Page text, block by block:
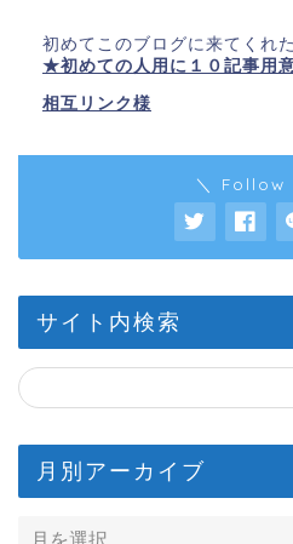
初めてこのブログに来てくれ
★初めての人用に１０記事用
相互リンク様
＼ Follow
サイト内検索
月別アーカイブ